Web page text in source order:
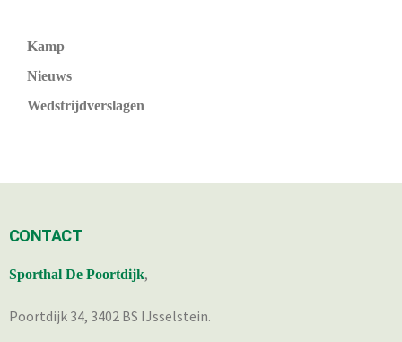
Kamp
Nieuws
Wedstrijdverslagen
CONTACT
Sporthal De Poortdijk,
Poortdijk 34, 3402 BS IJsselstein.